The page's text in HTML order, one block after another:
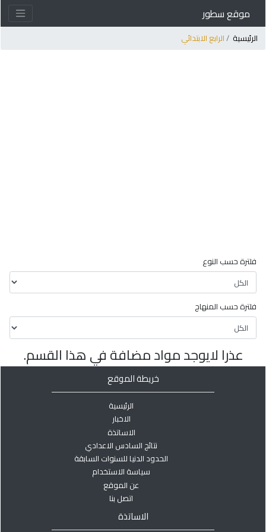
موقع سطور
الرئيسية الرابع الابتدائي
فلترة حسب النوع
فلترة حسب المنهاج
عذرا لايوجد مواد مضافة في هذا القسم.
خريطة الموقع
الرئيسية
الاخبار
الاساتذة
نتائج السادس الاعدادي
الحدود الدنيا للسنوات السابقة
سياسة الاستخدام
عن الموقع
اتصل بنا
الاساتذة